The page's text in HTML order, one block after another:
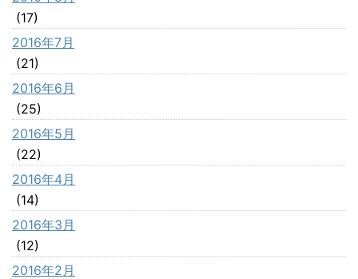
(17)
2016年7月
(21)
2016年6月
(25)
2016年5月
(22)
2016年4月
(14)
2016年3月
(12)
2016年2月